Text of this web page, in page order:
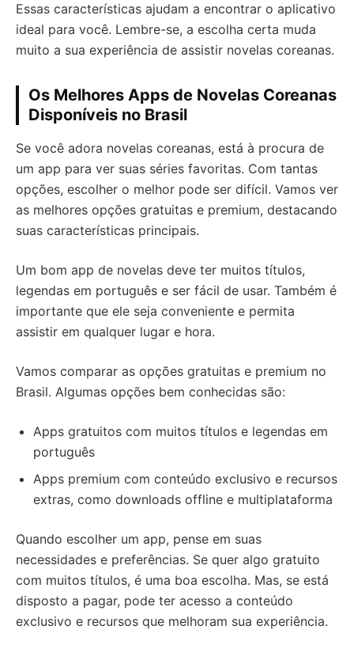
Essas características ajudam a encontrar o aplicativo
ideal para você. Lembre-se, a escolha certa muda
muito a sua experiência de assistir novelas coreanas.
Os Melhores Apps de Novelas Coreanas
Disponíveis no Brasil
Se você adora novelas coreanas, está à procura de
um app para ver suas séries favoritas. Com tantas
opções, escolher o melhor pode ser difícil. Vamos ver
as melhores opções gratuitas e premium, destacando
suas características principais.
Um bom app de novelas deve ter muitos títulos,
legendas em português e ser fácil de usar. Também é
importante que ele seja conveniente e permita
assistir em qualquer lugar e hora.
Vamos comparar as opções gratuitas e premium no
Brasil. Algumas opções bem conhecidas são:
Apps gratuitos com muitos títulos e legendas em
português
Apps premium com conteúdo exclusivo e recursos
extras, como downloads offline e multiplataforma
Quando escolher um app, pense em suas
necessidades e preferências. Se quer algo gratuito
com muitos títulos, é uma boa escolha. Mas, se está
disposto a pagar, pode ter acesso a conteúdo
exclusivo e recursos que melhoram sua experiência.